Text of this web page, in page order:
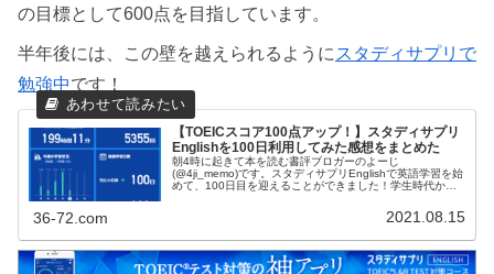
の目標として600点を目指しています。
半年後には、この壁を越えられるように スタディサプリで
勉強中です！
【TOEICスコア100点アップ！】スタディサプリ
Englishを100日利用してみた感想をまとめた
朝4時に起きて本を読む書評ブロガーのよーじ
(@4ji_memo)です。スタディサプリEnglishで英語学習を始
めて、100日目を迎えることができました！学生時代から
36-72.com 2021.08.15